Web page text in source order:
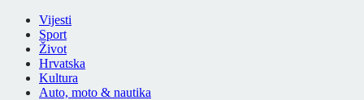
Vijesti
Sport
Život
Hrvatska
Kultura
Auto, moto & nautika